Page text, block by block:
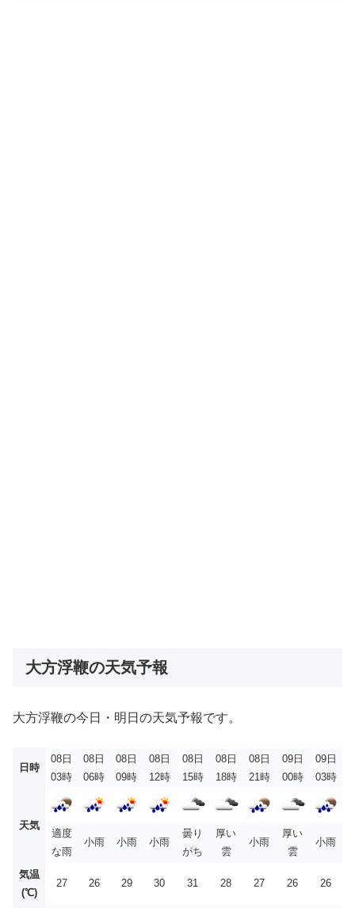
大方浮鞭の天気予報
大方浮鞭の今日・明日の天気予報です。
日時
08日
03時
08日
06時
08日
09時
08日
12時
08日
15時
08日
18時
08日
21時
09日
00時
09日
03時
天気
適度
な雨
小雨 小雨 小雨
曇り
がち
厚い
雲
小雨
厚い
雲
小雨
気温
(℃)
27 26 29 30 31 28 27 26 26